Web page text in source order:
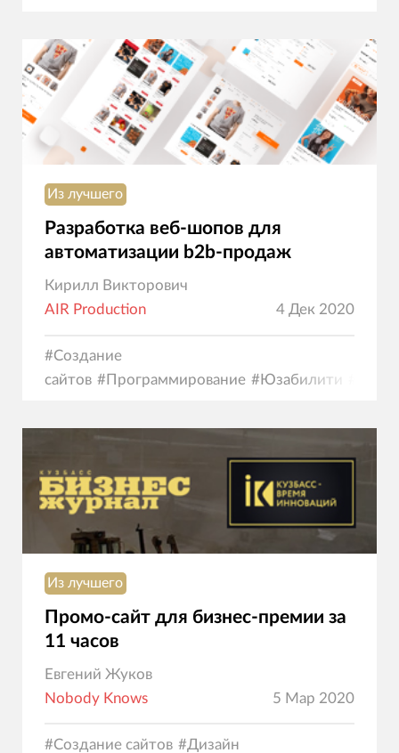
Из лучшего
Разработка веб-шопов для
автоматизации b2b-продаж
Кирилл Викторович
AIR Production
4 Дек 2020
#Создание
сайтов #Программирование #Юзабилити
Из лучшего
Промо-сайт для бизнес-премии за
11 часов
Евгений Жуков
Nobody Knows
5 Мар 2020
#Создание сайтов #Дизайн